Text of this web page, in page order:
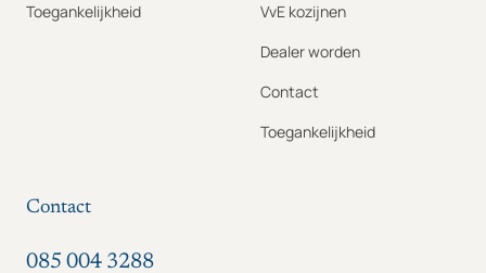
Toegankelijkheid
VvE kozijnen
Dealer worden
Contact
Toegankelijkheid
Contact
085 004 3288